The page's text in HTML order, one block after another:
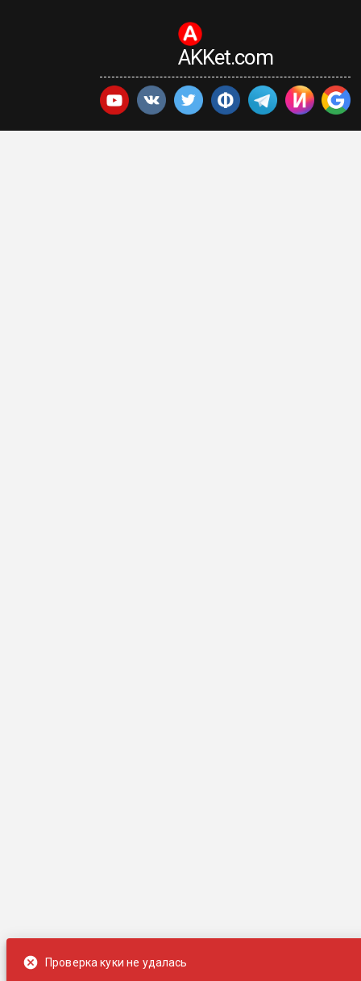
Проверка куки не удалась
AKKet.com